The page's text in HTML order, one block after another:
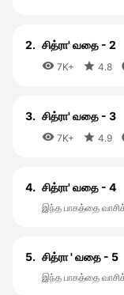
2. சித்ரா' வதை - 2
 7K+  4.8
3. சித்ரா' வதை - 3
 7K+  4.9
4. சித்ரா' வதை - 4
இந்த பாகத்தை
5. சித்ரா ' வதை - 5
இந்த பாகத்தை